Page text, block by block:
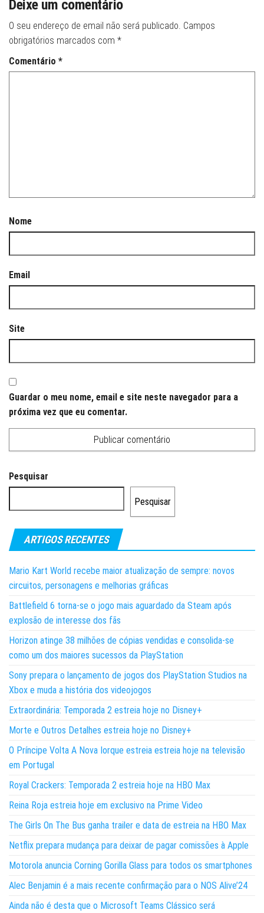
Deixe um comentário
O seu endereço de email não será publicado. Campos
obrigatórios marcados com *
Comentário *
Nome
Email
Site
Guardar o meu nome, email e site neste navegador para a
próxima vez que eu comentar.
Pesquisar
Pesquisar
ARTIGOS RECENTES
Mario Kart World recebe maior atualização de sempre: novos
circuitos, personagens e melhorias gráficas
Battlefield 6 torna-se o jogo mais aguardado da Steam após
explosão de interesse dos fãs
Horizon atinge 38 milhões de cópias vendidas e consolida-se
como um dos maiores sucessos da PlayStation
Sony prepara o lançamento de jogos dos PlayStation Studios na
Xbox e muda a história dos videojogos
Extraordinária: Temporada 2 estreia hoje no Disney+
Morte e Outros Detalhes estreia hoje no Disney+
O Príncipe Volta A Nova Iorque estreia estreia hoje na televisão
em Portugal
Royal Crackers: Temporada 2 estreia hoje na HBO Max
Reina Roja estreia hoje em exclusivo na Prime Video
The Girls On The Bus ganha trailer e data de estreia na HBO Max
Netflix prepara mudança para deixar de pagar comissões à Apple
Motorola anuncia Corning Gorilla Glass para todos os smartphones
Alec Benjamin é a mais recente confirmação para o NOS Alive’24
Ainda não é desta que o Microsoft Teams Clássico será